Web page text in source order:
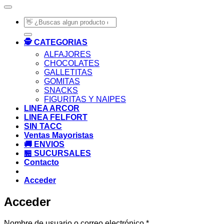
Buscar
por:
🕵️ CATEGORIAS
ALFAJORES
CHOCOLATES
GALLETITAS
GOMITAS
SNACKS
FIGURITAS Y NAIPES
LINEA ARCOR
LINEA FELFORT
SIN TACC
Ventas Mayoristas
🚚 ENVIOS
🏪 SUCURSALES
Contacto
Acceder
Acceder